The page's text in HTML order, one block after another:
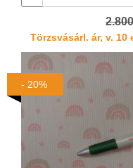
Törzsvásárl. ár, v.
- 20%